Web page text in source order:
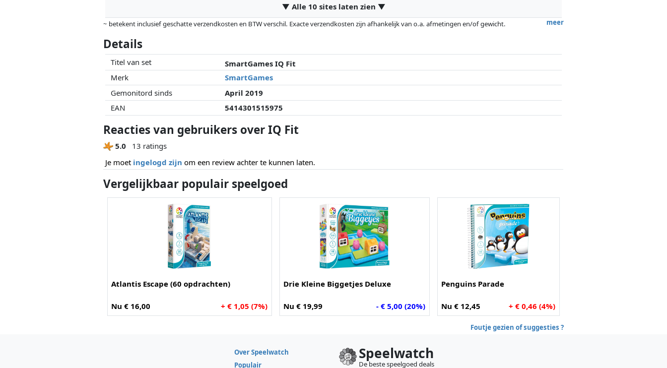
▼ Alle 10 sites laten zien ▼
meer
~ betekent inclusief geschatte verzendkosten en BTW verschil. Exacte verzendkosten zijn afhankelijk van o.a. afmetingen en/of gewicht.
geen enkele invoed op. Alleen bij gelijke prijzen kunnen historische prestaties de volgorde beïnvloeden.
Details
Titel van set
SmartGames IQ Fit
Merk
SmartGames
Gemonitord sinds
April 2019
EAN
5414301515975
Reacties van gebruikers over IQ Fit
5.0
13 ratings
Je moet ingelogd zijn om een review achter te kunnen laten.
Vergelijkbaar populair speelgoed
Atlantis Escape (60 opdrachten)
Nu € 16,00 + € 1,05 (7%)
Drie Kleine Biggetjes Deluxe
Nu € 19,99 - € 5,00 (20%)
Penguins Parade
Nu € 12,45 + € 0,46 (4%)
Foutje gezien of suggesties ?
Over Speelwatch
Populair
Speelwatch
De beste speelgoed deals